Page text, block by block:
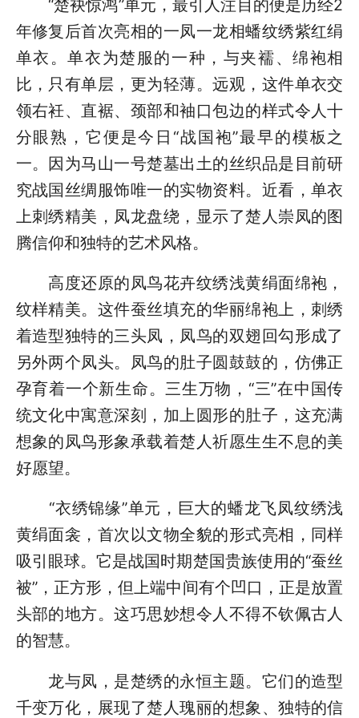
“楚袂惊鸿”单元，最引人注目的便是历经2
年修复后首次亮相的一凤一龙相蟠纹绣紫红绢
单衣。单衣为楚服的一种，与夹襦、绵袍相
比，只有单层，更为轻薄。远观，这件单衣交
领右衽、直裾、颈部和袖口包边的样式令人十
分眼熟，它便是今日“战国袍”最早的模板之
一。因为马山一号楚墓出土的丝织品是目前研
究战国丝绸服饰唯一的实物资料。近看，单衣
上刺绣精美，凤龙盘绕，显示了楚人崇凤的图
腾信仰和独特的艺术风格。
高度还原的凤鸟花卉纹绣浅黄绢面绵袍，
纹样精美。这件蚕丝填充的华丽绵袍上，刺绣
着造型独特的三头凤，凤鸟的双翅回勾形成了
另外两个凤头。凤鸟的肚子圆鼓鼓的，仿佛正
孕育着一个新生命。三生万物，“三”在中国传
统文化中寓意深刻，加上圆形的肚子，这充满
想象的凤鸟形象承载着楚人祈愿生生不息的美
好愿望。
“衣绣锦缘”单元，巨大的蟠龙飞凤纹绣浅
黄绢面衾，首次以文物全貌的形式亮相，同样
吸引眼球。它是战国时期楚国贵族使用的“蚕丝
被”，正方形，但上端中间有个凹口，正是放置
头部的地方。这巧思妙想令人不得不钦佩古人
的智慧。
龙与凤，是楚绣的永恒主题。它们的造型
千变万化，展现了楚人瑰丽的想象、独特的信